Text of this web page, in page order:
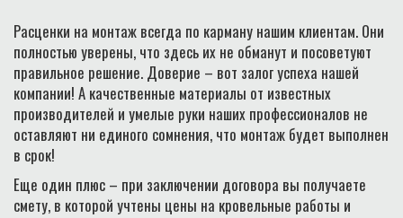
Расценки на монтаж всегда по карману нашим клиентам. Они
полностью уверены, что здесь их не обманут и посоветуют
правильное решение. Доверие – вот залог успеха нашей
компании! А качественные материалы от известных
производителей и умелые руки наших профессионалов не
оставляют ни единого сомнения, что монтаж будет выполнен
в срок!
Еще один плюс – при заключении договора вы получаете
смету, в которой учтены цены на кровельные работы и